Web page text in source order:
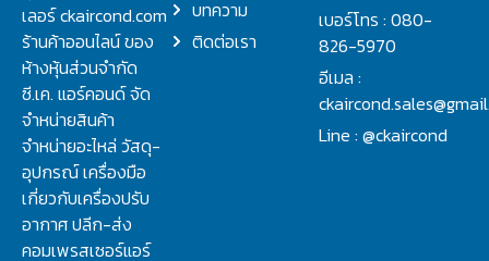
เลอร์ ckaircond.com
ร้านค้าออนไลน์ ของ
ห้างหุ้นส่วนจำกัด
ซี.เค. แอร์คอนด์ จัด
จำหน่ายสินค้า
จำหน่ายอะไหล่ วัสดุ-
อุปกรณ์ เครื่องมือ
เกี่ยวกับเครื่องปรับ
อากาศ ปลีก-ส่ง
คอมเพรสเซอร์แอร์
บทความ
ติดต่อเรา
เบอร์โทร : 080-
826-5970
อีเมล :
Line : @ckaircond